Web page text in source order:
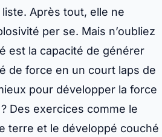
Après tout, elle ne
per se. Mais n’oubliez
est la capacité de générer
de force en un court laps de
pour développer la force
Des exercices comme le
terre et le développé couché